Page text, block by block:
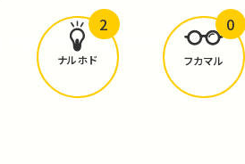
どんな学びがありましたか？
ナルホド
2
フカマル
0